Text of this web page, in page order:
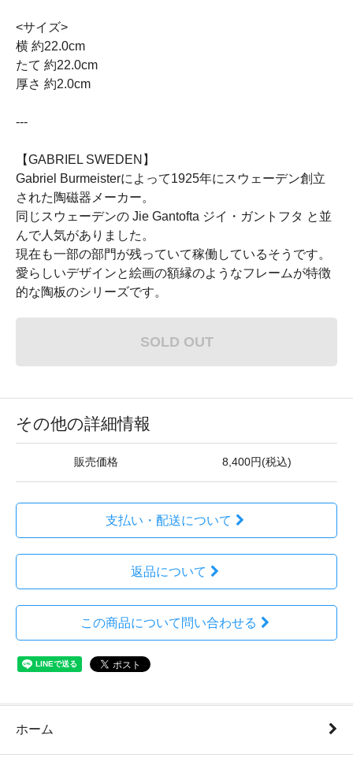
<サイズ>
横 約22.0cm
たて 約22.0cm
厚さ 約2.0cm
---
【GABRIEL SWEDEN】
Gabriel Burmeisterによって1925年にスウェーデン創立
された陶磁器メーカー。
同じスウェーデンの Jie Gantofta ジイ・ガントフタ と並
んで人気がありました。
現在も一部の部門が残っていて稼働しているそうです。
愛らしいデザインと絵画の額縁のようなフレームが特徴
的な陶板のシリーズです。
SOLD OUT
その他の詳細情報
販売価格 8,400円(税込)
支払い・配送について
返品について
この商品について問い合わせる
ホーム